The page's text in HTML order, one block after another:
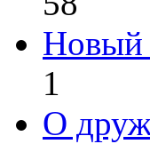
Новый
1
О